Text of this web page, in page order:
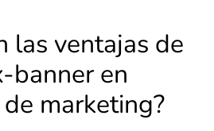
las ventajas de
banner en
marketing?